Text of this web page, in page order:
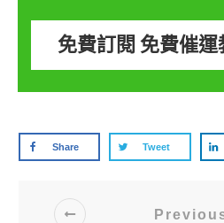
免費訂閱 免費催
Share Tweet